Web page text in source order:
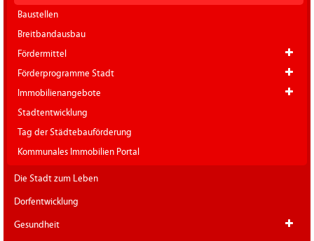
Baustellen
Breitbandausbau
Fördermittel
Förderprogramme Stadt
Immobilienangebote
Stadtentwicklung
Tag der Städtebauförderung
Kommunales Immobilien Portal
Die Stadt zum Leben
Dorfentwicklung
Gesundheit